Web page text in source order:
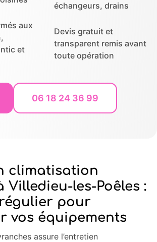
échangeurs, drains
aux
et
Devis gratuit et
transparent remis avant
toute opération
06 18 24 36 99
climatisation
Villedieu-les-Poêles :
pour
vos équipements
assure l’entretien